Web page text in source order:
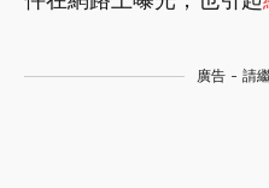
廣告 - 請